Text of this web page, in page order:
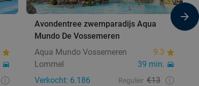
Avondentree zwemparadijs Aqua
Mundo De Vossemeren
Aqua Mundo Vossemeren
9.3
Lommel
39 min.
Verkocht: 6.186
Regulier €13